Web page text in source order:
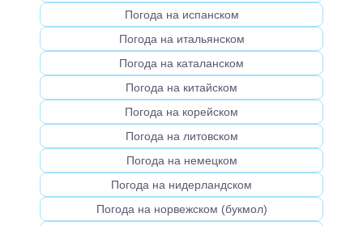
Погода на испанском
Погода на итальянском
Погода на каталанском
Погода на китайском
Погода на корейском
Погода на литовском
Погода на немецком
Погода на нидерландском
Погода на норвежском (букмол)